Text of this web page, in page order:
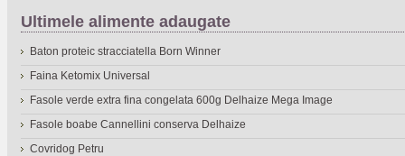
Ultimele alimente adaugate
Baton proteic stracciatella Born Winner
Faina Ketomix Universal
Fasole verde extra fina congelata 600g Delhaize Mega Image
Fasole boabe Cannellini conserva Delhaize
Covridog Petru